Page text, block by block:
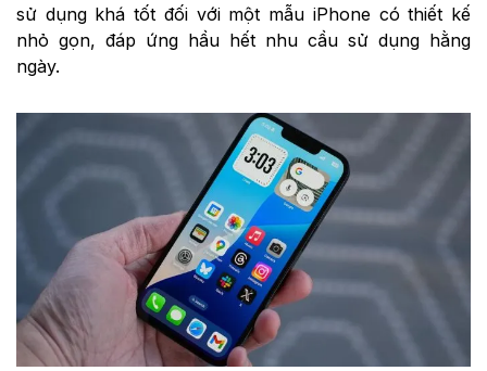
sử dụng khá tốt đối với một mẫu iPhone có thiết kế
nhỏ gọn, đáp ứng hầu hết nhu cầu sử dụng hằng
ngày.